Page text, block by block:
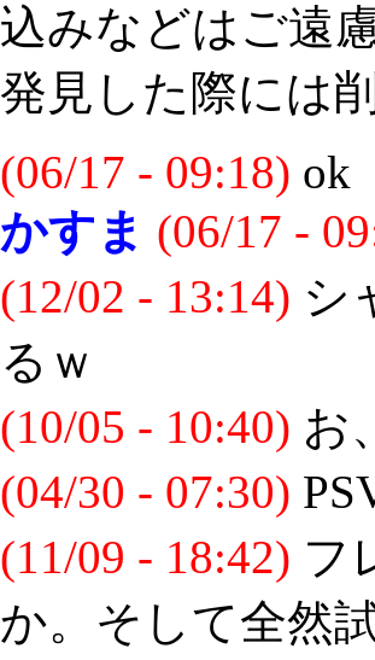
込みなどはご遠
発見した際には
(06/17 - 09:18) ok
かすま (06/17 -
(12/02 - 13:14) シ
るｗ
(10/05 - 10:40) お
(04/30 - 07:30)
(11/09 - 18:42) フ
か。そして全然